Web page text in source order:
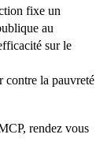
fixe un
au
sur le
contre la pauvreté
rendez vous